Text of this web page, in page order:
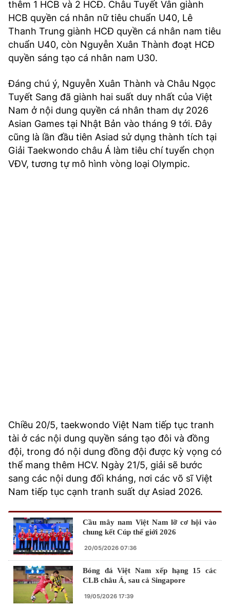
thêm 1 HCB và 2 HCĐ. Châu Tuyết Vân giành
HCB quyền cá nhân nữ tiêu chuẩn U40, Lê
Thanh Trung giành HCĐ quyền cá nhân nam tiêu
chuẩn U40, còn Nguyễn Xuân Thành đoạt HCĐ
quyền sáng tạo cá nhân nam U30.
Đáng chú ý, Nguyễn Xuân Thành và Châu Ngọc
Tuyết Sang đã giành hai suất duy nhất của Việt
Nam ở nội dung quyền cá nhân tham dự 2026
Asian Games tại Nhật Bản vào tháng 9 tới. Đây
cũng là lần đầu tiên Asiad sử dụng thành tích tại
Giải Taekwondo châu Á làm tiêu chí tuyển chọn
VĐV, tương tự mô hình vòng loại Olympic.
Chiều 20/5, taekwondo Việt Nam tiếp tục tranh
tài ở các nội dung quyền sáng tạo đôi và đồng
đội, trong đó nội dung đồng đội được kỳ vọng có
thể mang thêm HCV. Ngày 21/5, giải sẽ bước
sang các nội dung đối kháng, nơi các võ sĩ Việt
Nam tiếp tục cạnh tranh suất dự Asiad 2026.
Cầu mây nam Việt Nam lỡ cơ hội vào
chung kết Cúp thế giới 2026
20/05/2026 07:36
Bóng đá Việt Nam xếp hạng 15 các
CLB châu Á, sau cả Singapore
19/05/2026 17:39